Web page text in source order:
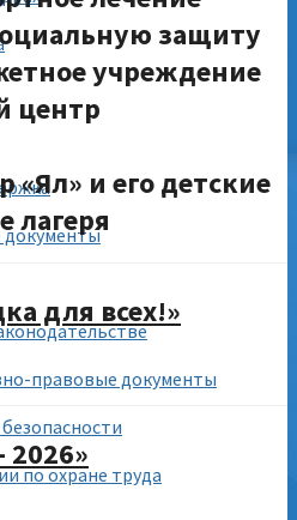
правовые документы
по охране труда
защиту
учреждение
центр
«Ял» и его детские
лагеря
для всех!»